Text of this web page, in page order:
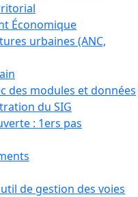
Économique
urbaines (ANC,
des modules et données
du SIG
: 1ers pas
de gestion des voies